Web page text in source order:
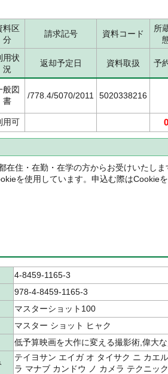
料区
分
請求記号 資料コード
所
用状
況
返却予定日 資料取扱 予
般図
書
/778.4/5070/2011 5020338216
用可 0
在住・在勤・在学の方からお受けいたしま
を使用しています。申込む際はCookie
4-8459-1165-3
978-4-8459-1165-3
マスターショット100
マスター ショット ヒャク
低予算映画を大作に変える撮影術,偉大
テイヨサン エイガ オ タイサク ニ カエ
ラ マナブ カンドウ ノ カメラ テクニック